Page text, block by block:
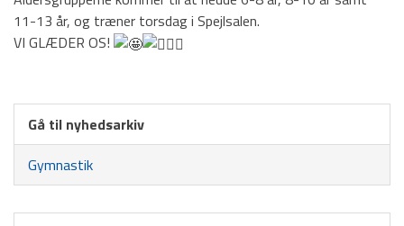
HOVEDMENU
Badminton
Fodbold
Gymnastik
Håndbold
11-13 år, og træner torsdag i Spejlsalen.
VI GLÆDER OS!
Gå til nyhedsarkiv
Gymnastik